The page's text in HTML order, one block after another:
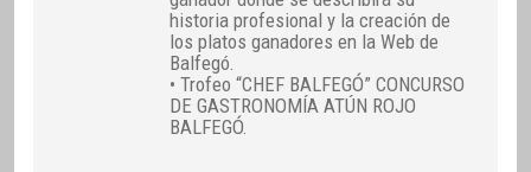
historia profesional y la creación de
los platos ganadores en la Web de
Balfegó.
• Trofeo “CHEF BALFEGÓ” CONCURSO
DE GASTRONOMÍA ATÚN ROJO
BALFEGÓ.